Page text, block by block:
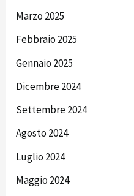
Marzo 2025
Febbraio 2025
Gennaio 2025
Dicembre 2024
Settembre 2024
Agosto 2024
Luglio 2024
Maggio 2024